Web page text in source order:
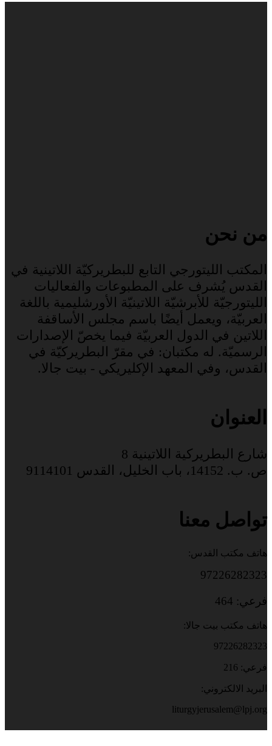
من نحن
المكتب الليتورجي التابع للبطريركيّة اللاتينية في
القدس يُشرف على المطبوعات والفعاليات
الليتورجيّة للأبرشيّة اللاتينيّة الأورشليمية باللغة
العربيّة، ويعمل أيضًا باسم مجلس الأساقفة
اللاتين في الدول العربيّة فيما يخصّ الإصدارات
الرسميّة. له مكتبان: في مقرّ البطريركيّة في
القدس، وفي المعهد الإكليريكي - بيت جالا.
العنوان
شارع البطريركية اللاتينية 8
ص. ب. 14152، باب الخليل، القدس 9114101
تواصل معنا
هاتف مكتب القدس:
97226282323
فرعي: 464
هاتف مكتب بيت جالا:
97226282323
فرعي: 216
البريد الالكتروني:
liturgyjerusalem@lpj.org